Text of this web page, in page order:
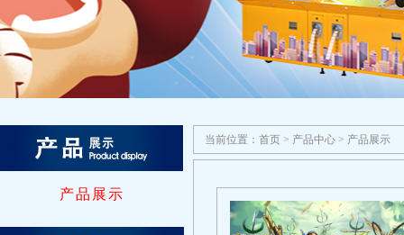
产品展示
当前位置： 首页 > 产品中心 > 产品展示